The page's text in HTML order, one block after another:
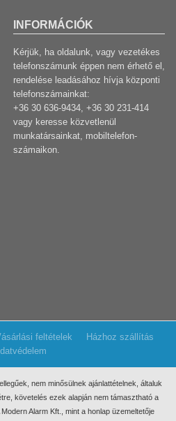
INFORMÁCIÓK
Kérjük, ha oldalunk, vagy vezetékes
telefonszámunk éppen nem érhető el,
rendelése leadásához hívja központi
telefonszámainkat:
+36 30 636-9434, +36 30 231-414
vagy keresse közvetlenül
munkatársainkat, mobiltelefon-
számaikon.
feltételek
Házhoz szállítás
nem minősülnek ajánlattételnek, általuk
követelés ezek alapján nem támasztható a
Alarm Kft., mint a honlap üzemeltetője